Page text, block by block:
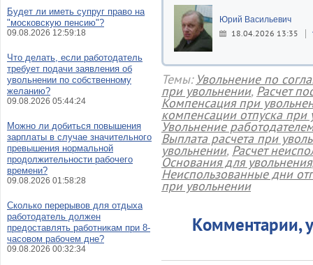
Юрий Васильевич
18.04.2026 13:35
Темы:Увольнение по
при увольнении, Расчет
Компенсация при
компенсации отпуска при
Увольнение
Выплата расчета при
увольнении, Расчет
Основания для увольнения
Неиспользованные дни
при увольнении
Комментарии,
Будет ли иметь супруг право на
"московскую пенсию"?
09.08.2026 12:59:18
Что делать, если работодатель
требует подачи заявления об
увольнении по собственному
желанию?
09.08.2026 05:44:24
Можно ли добиться повышения
зарплаты в случае значительного
превышения нормальной
продолжительности рабочего
времени?
09.08.2026 01:58:28
Сколько перерывов для отдыха
работодатель должен
предоставлять работникам при 8-
часовом рабочем дне?
09.08.2026 00:32:34